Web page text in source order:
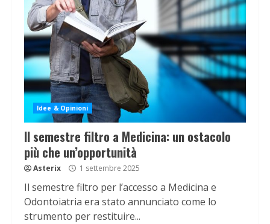
Idee & Opinioni
Il semestre filtro a Medicina: un ostacolo
più che un’opportunità
Asterix 1 settembre 2025
Il semestre filtro per l’accesso a Medicina e
Odontoiatria era stato annunciato come lo
strumento per restituire...